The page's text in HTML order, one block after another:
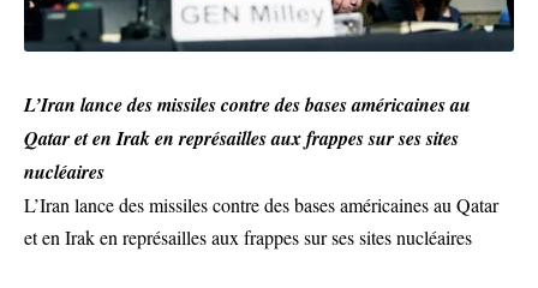
L’Iran lance des missiles contre des bases américaines au
Qatar et en Irak en représailles aux frappes sur ses sites
nucléaires
L’Iran lance des missiles contre des bases américaines au Qatar
et en Irak en représailles aux frappes sur ses sites nucléaires